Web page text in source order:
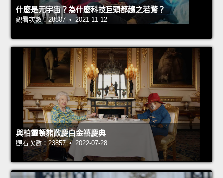
什麼是元宇宙？為什麼科技巨頭都趨之若鶩？
觀看次數：28807 • 2021-11-12
與柏靈頓熊歡慶白金禧慶典
觀看次數：23857 • 2022-07-28